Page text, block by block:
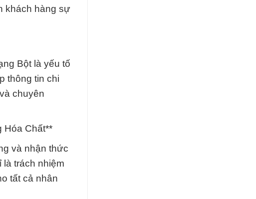
khách hàng sự
Bột là yếu tố
thông tin chi
chuyên
Hóa Chất**
và nhận thức
trách nhiệm
tất cả nhân